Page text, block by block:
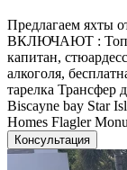
Предлагаем
ВКЛЮЧАЮТ :
капитан,
алкоголя,
тарелка
Biscayne bay Star
Homes Flagler
Консультация